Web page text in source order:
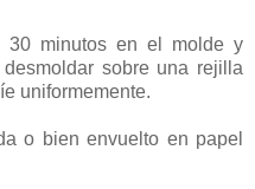
30 minutos en el molde y
sobre una rejilla
uniformemente.
o bien envuelto en papel